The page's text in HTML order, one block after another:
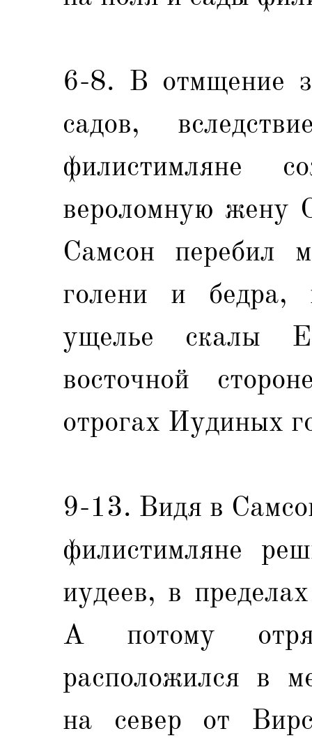
6-8. В отмщение
садов,
филистимляне
вероломную жену
Самсон перебил
голени и бедра,
ущелье скалы
восточной
отрогах Иудиных
9-13. Видя в
филистимляне
иудеев, в
А потому
расположился в
на север от